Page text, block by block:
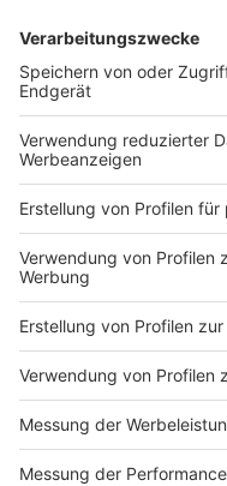
DEINE GEMERKTEN
Du hast dir noch
Impressum